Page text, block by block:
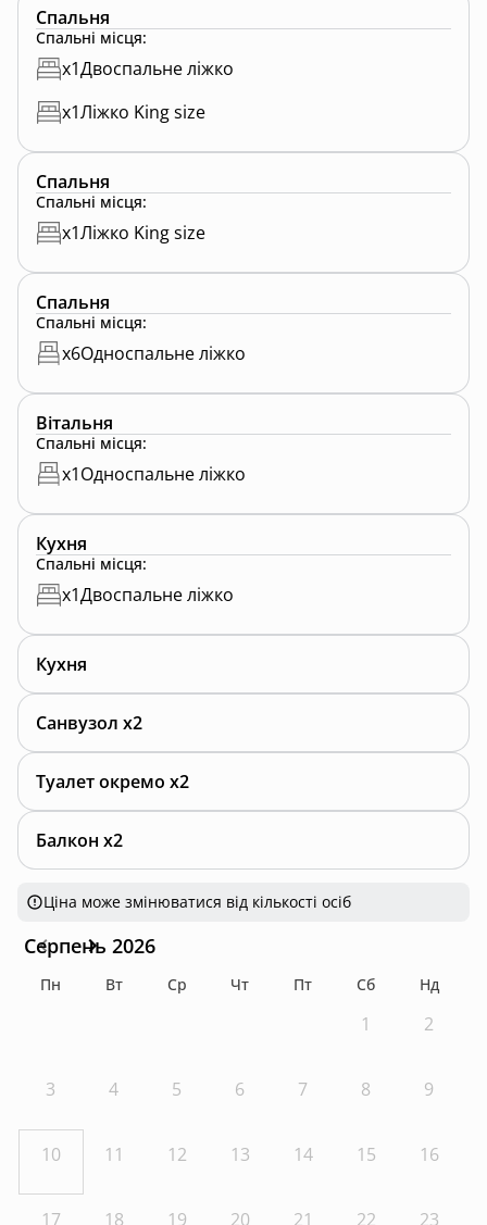
Спальня
Спальні місця:
x1Двоспальне ліжко
x1Ліжко King size
Спальня
Спальні місця:
x1Ліжко King size
Спальня
Спальні місця:
x6Односпальне ліжко
Вітальня
Спальні місця:
x1Односпальне ліжко
Кухня
Спальні місця:
x1Двоспальне ліжко
Кухня
Санвузол x2
Туалет окремо x2
Балкон x2
Ціна може змінюватися від кількості осіб
Серпень 2026
Пн Вт Ср Чт Пт Сб Нд
1 2
3 4 5 6 7 8 9
10 11 12 13 14 15 16
17 18 19 20 21 22 23